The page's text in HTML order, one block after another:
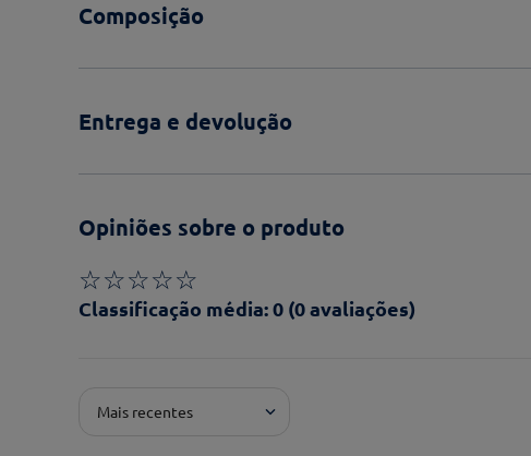
Composição
Entrega e devolução
Opiniões sobre o produto
☆☆☆☆☆
Classificação média: 0 (0 avaliações)
Pontuação*
Mais recentes